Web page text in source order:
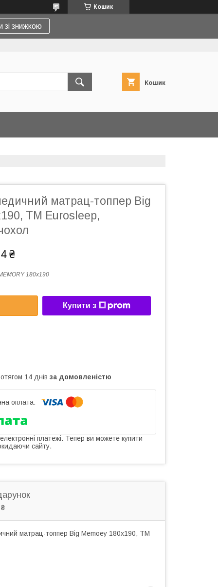
Кошик
зі знижкою
Кошик
матрац-топпер Big
TM Eurosleep,
₴
180х190
Купити з
14 днів за домовленістю
платежі. Тепер ви можете купити
сайту.
матрац-топпер Big Memoey 180x190, TM